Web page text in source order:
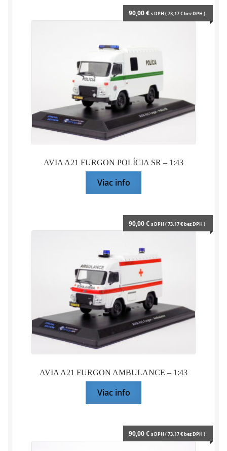
AVIA A21 FURGON POLÍCIA SR – 1:43
90,00€ s DPH (73,17€bez DPH )
Viac info
AVIA A21 FURGON AMBULANCE – 1:43
90,00€ s DPH (73,17€bez DPH )
Viac info
90,00€ s DPH (73,17€bez DPH )